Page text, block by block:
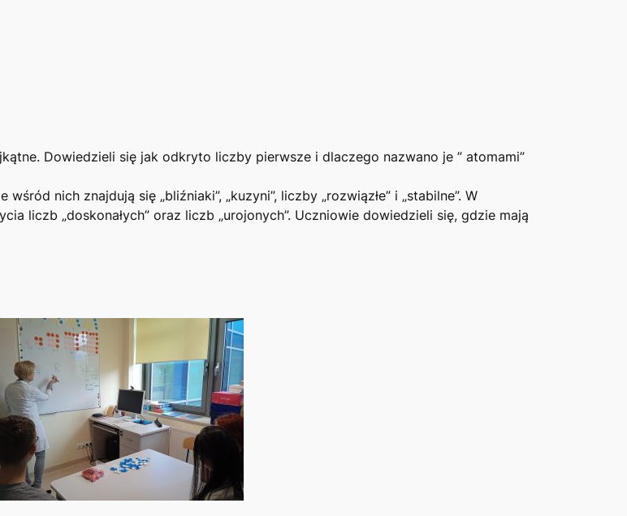
Dowiedzieli się jak odkryto liczby pierwsze i dlaczego nazwano je ” atomami”
nich znajdują się „bliźniaki”, „kuzyni”, liczby „rozwiązłe” i „stabilne”. W
liczb „doskonałych” oraz liczb „urojonych”. Uczniowie dowiedzieli się, gdzie mają